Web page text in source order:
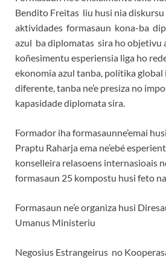
Bendito Freitas liu husi nia diskursu
aktividades formasaun kona-ba
azul ba diplomatas sira ho objetivu
koñesimentu esperiensia liga ho
ekonomia azul tanba, polítika
diferente, tanba ne’e presiza no
kapasidade diplomata sira.
Formador iha formasaunne’emai
Praptu Raharja ema ne’ebé
konselleira relasoens internasioais
formasaun 25 kompostu husi feto
Formasaun ne’e organiza husi
Umanus Ministeriu
Negosius Estrangeirus no